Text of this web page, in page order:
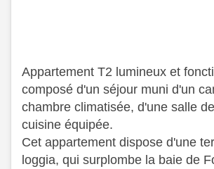
Appartement T2 lumineux et
composé d'un séjour muni d'un
chambre climatisée, d'une salle
cuisine équipée.
Cet appartement dispose d'une
loggia, qui surplombe la baie de